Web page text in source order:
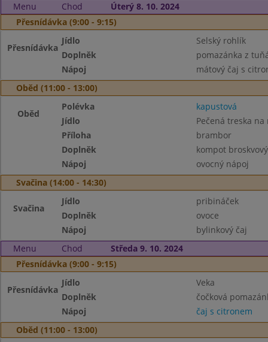
Menu
Chod
Úterý 8. 10. 2024
Přesnídávka (9:00 - 9:15)
Přesnídávka
Jídlo
Selský rohlík
Doplněk
pomazánka z
Nápoj
mátový čaj s
Oběd (11:00 - 13:00)
Oběd
Polévka
kapustová
Jídlo
Pečená treska na
Příloha
brambor
Doplněk
kompot broskvový
Nápoj
ovocný nápoj
Svačina (14:00 - 14:30)
Svačina
Jídlo
pribináček
Doplněk
ovoce
Nápoj
bylinkový čaj
Menu
Chod
Středa 9. 10. 2024
Přesnídávka (9:00 - 9:15)
Přesnídávka
Jídlo
Veka
Doplněk
čočková
Nápoj
čaj s citronem
Oběd (11:00 - 13:00)